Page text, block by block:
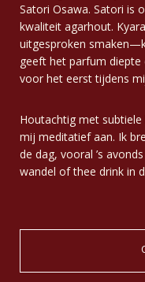
Satori Osawa. Satori is
kwaliteit agarhout.
uitgesproken
geeft het parfum
voor het eerst tijdens
Houtachtig met
mij meditatief aan. Ik
de dag, vooral ’s
wandel of thee drink in